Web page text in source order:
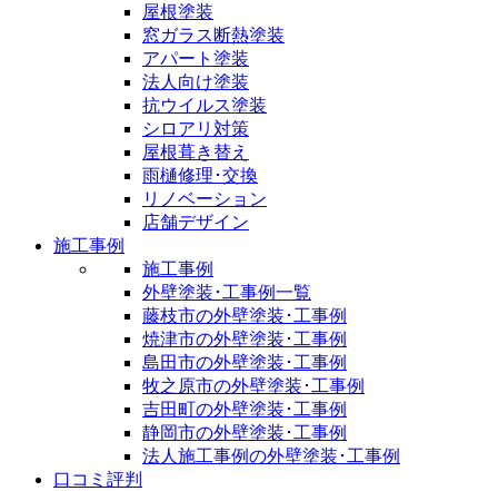
屋根塗装
窓ガラス断熱塗装
アパート塗装
法人向け塗装
抗ウイルス塗装
シロアリ対策
屋根葺き替え
雨樋修理･交換
リノベーション
店舗デザイン
施工事例
施工事例
外壁塗装･工事例一覧
藤枝市の外壁塗装･工事例
焼津市の外壁塗装･工事例
島田市の外壁塗装･工事例
牧之原市の外壁塗装･工事例
吉田町の外壁塗装･工事例
静岡市の外壁塗装･工事例
法人施工事例の外壁塗装･工事例
口コミ評判